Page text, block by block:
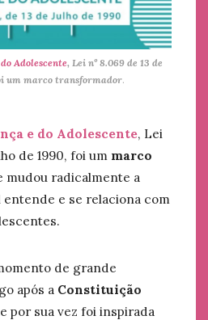
Adolescente, Lei nº 8.069 de 13 de
um marco transformador.
e do Adolescente, Lei
de 1990, foi um marco
mudou radicalmente a
e se relaciona com
de grande
após a Constituição
por sua vez foi inspirada